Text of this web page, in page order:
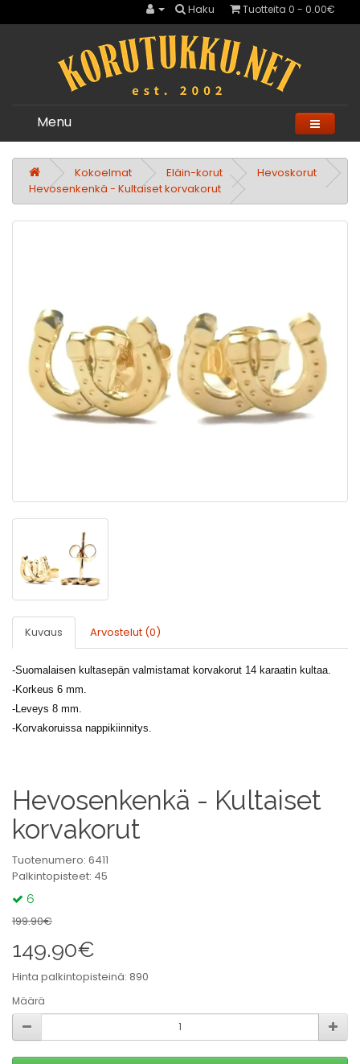
Haku Tuotteita 0 - 0.00€
Menu
Kokoelmat Eläin-korut
Hevoskorut
Hevosenkenkä - Kultaiset korvakorut
Kuvaus Arvostelut (0)
-Suomalaisen kultasepän valmistamat korvakorut 14 karaatin kultaa.
-Korkeus 6 mm.
-Leveys 8 mm.
-Korvakoruissa nappikiinnitys.
Hevosenkenkä - Kultaiset
korvakorut
Tuotenumero: 6411
Palkintopisteet: 45
6
199.90€
149.90€
Hinta palkintopisteinä: 890
Määrä